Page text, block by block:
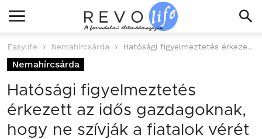
Easylife Nemahírcsárda Hatósági figyelmeztetés érkezett az idős gazdagoknak, hogy ne szívják a fiatalok vérét
Nemahírcsárda
Hatósági figyelmeztetés
érkezett az idős gazdagoknak,
hogy ne szívják a fiatalok vérét